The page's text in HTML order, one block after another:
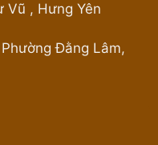
Vũ , Hưng Yên
Đằng Lâm,